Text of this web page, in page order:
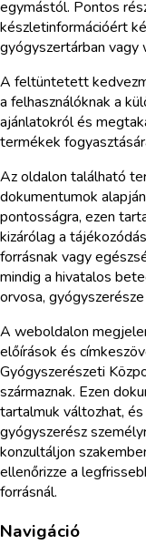
egymástól. Pontos
készletinformációért
gyógyszertárban vagy
A feltüntetett
a felhasználóknak a
ajánlatokról és
termékek
Az oldalon található
dokumentumok
pontosságra, ezen
kizárólag a
forrásnak vagy
mindig a hivatalos
orvosa,
A weboldalon
előírások és
Gyógyszerészeti
származnak. Ezen
tartalmuk változhat,
gyógyszerész
konzultáljon
ellenőrizze a
forrásnál.
Navigáció